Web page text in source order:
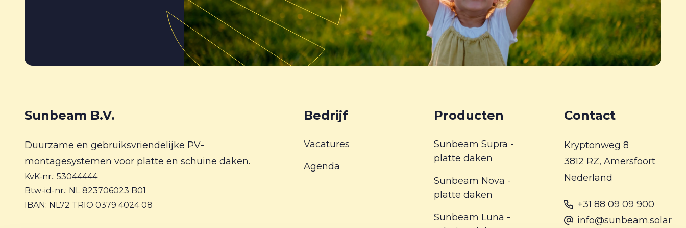
Sunbeam B.V.
Duurzame en gebruiksvriendelijke PV-
montagesystemen voor platte en schuine daken.
KvK-nr.: 53044444
Btw-id-nr.: NL 823706023 B01
IBAN: NL72 TRIO 0379 4024 08
Bedrijf
Vacatures
Agenda
Producten
Sunbeam Supra -
platte daken
Sunbeam Nova -
platte daken
Sunbeam Luna -
Contact
Kryptonweg 8
3812 RZ, Amersfoort
Nederland
+31 88 09 09 900
info@sunbeam.solar